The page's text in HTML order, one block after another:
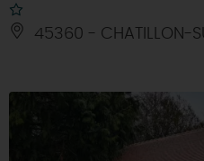
45360 - CHATILLON-